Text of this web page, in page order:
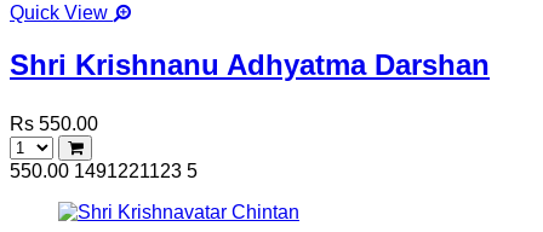
Quick View
Shri Krishnanu Adhyatma Darshan
Rs 550.00
550.00 1491221123 5